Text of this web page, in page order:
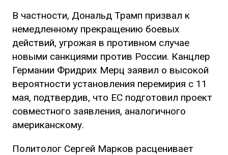
В частности, Дональд Трамп призвал к
немедленному прекращению боевых
действий, угрожая в противном случае
новыми санкциями против России. Канцлер
Германии Фридрих Мерц заявил о высокой
вероятности установления перемирия с 11
мая, подтвердив, что ЕС подготовил проект
совместного заявления, аналогичного
американскому.
Политолог Сергей Марков расценивает